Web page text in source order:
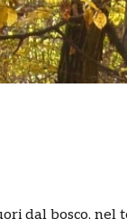
dal bosco, nel